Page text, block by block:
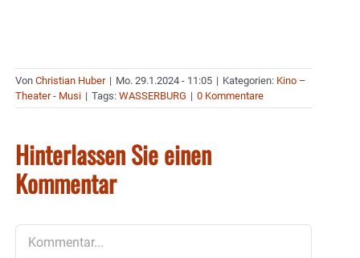
Von Christian Huber | Mo. 29.1.2024 - 11:05 | Kategorien: Kino –
Theater - Musi | Tags: WASSERBURG | 0 Kommentare
Hinterlassen Sie einen
Kommentar